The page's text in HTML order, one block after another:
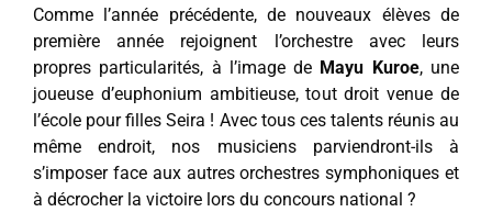
Comme l’année précédente, de nouveaux élèves de
première année rejoignent l’orchestre avec leurs
propres particularités, à l’image de Mayu Kuroe, une
joueuse d’euphonium ambitieuse, tout droit venue de
l’école pour filles Seira ! Avec tous ces talents réunis au
même endroit, nos musiciens parviendront-ils à
s’imposer face aux autres orchestres symphoniques et
à décrocher la victoire lors du concours national ?